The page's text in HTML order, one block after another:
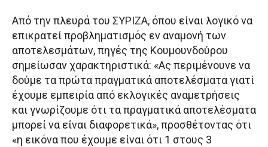
Από την πλευρά του ΣΥΡΙΖΑ, όπου είναι λογικό να
επικρατεί προβληματισμός εν αναμονή των
αποτελεσμάτων, πηγές της Κουμουνδούρου
σημείωσαν χαρακτηριστικά: «Ας περιμένουνε να
δούμε τα πρώτα πραγματικά αποτελέσματα γιατί
έχουμε εμπειρία από εκλογικές αναμετρήσεις
και γνωρίζουμε ότι τα πραγματικά αποτελέσματα
μπορεί να είναι διαφορετικά», προσθέτοντας ότι
«η εικόνα που έχουμε είναι ότι 1 στους 3